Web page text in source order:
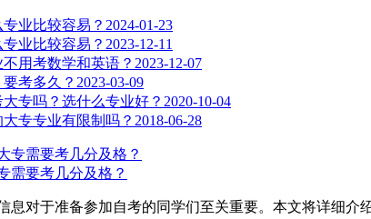
业比较容易？ 2024-01-23
业比较容易？ 2023-12-11
用考数学和英语？ 2023-12-07
考多久？ 2023-03-09
专吗？选什么专业好？ 2020-10-04
专专业有限制吗？ 2018-06-28
需要考几分及格？
息对于准备参加自考的同学们至关重要。本文将详细介